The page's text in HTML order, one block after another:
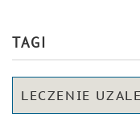
TAGI
LECZENIE